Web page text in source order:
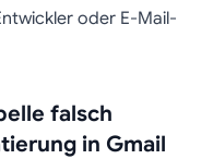
oder E-Mail-
falsch
in Gmail